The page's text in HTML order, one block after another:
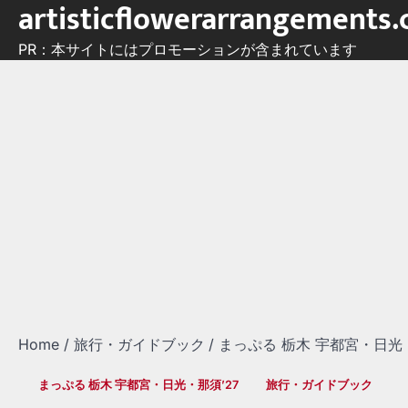
Skip
content
PR：本サイトにはプロモーションが含まれています
Home 旅行・ガイドブック まっぷる 栃木 宇都宮・日光
まっぷる 栃木 宇都宮・日光・那須’27 旅行・ガイドブック